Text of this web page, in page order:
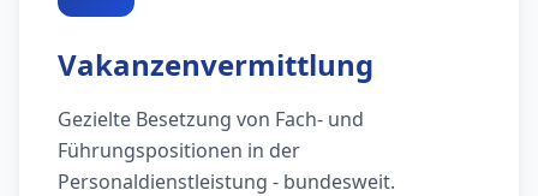
Vakanzenvermittlung
Gezielte Besetzung von Fach- und
Führungspositionen in der
Personaldienstleistung - bundesweit.